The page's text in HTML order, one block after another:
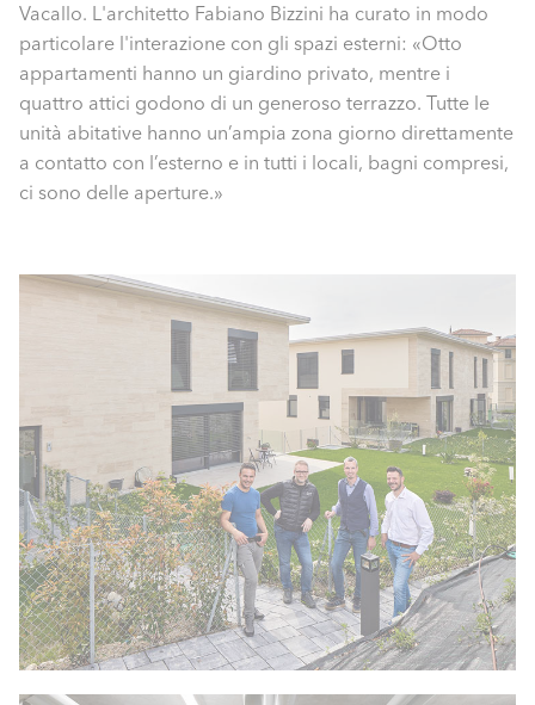
Vacallo. L'architetto Fabiano Bizzini ha curato in modo
particolare l'interazione con gli spazi esterni: «Otto
appartamenti hanno un giardino privato, mentre i
quattro attici godono di un generoso terrazzo. Tutte le
unità abitative hanno un’ampia zona giorno direttamente
a contatto con l’esterno e in tutti i locali, bagni compresi,
ci sono delle aperture.»